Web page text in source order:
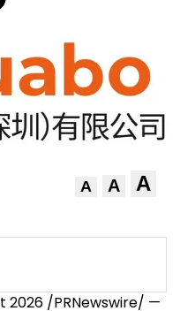
A A A
2026 /PRNewswire/ —